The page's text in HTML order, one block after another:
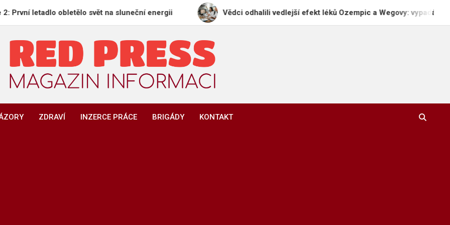
obletělo svět na sluneční energii Vědci odhalili vedlejší efekt léků Ozempic a Wegovy: vypadávání vlasů
REDPRESS.CZ
ZDRAVÍ INZERCE PRÁCE BRIGÁDY KONTAKT